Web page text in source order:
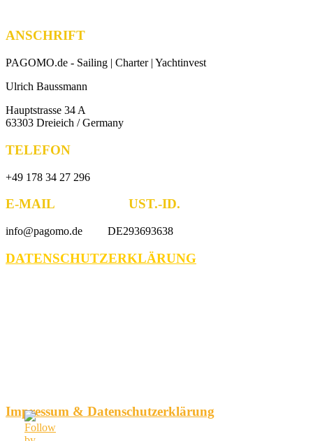
ANSCHRIFT
PAGOMO.de - Sailing | Charter | Yachtinvest
Ulrich Baussmann
Hauptstrasse 34 A
63303 Dreieich / Germany
TELEFON
+49 178 34 27 296
E-MAIL UST.-ID.
info@pagomo.de DE293693638
DATENSCHUTZERKLÄRUNG
Impressum & Datenschutzerklärung